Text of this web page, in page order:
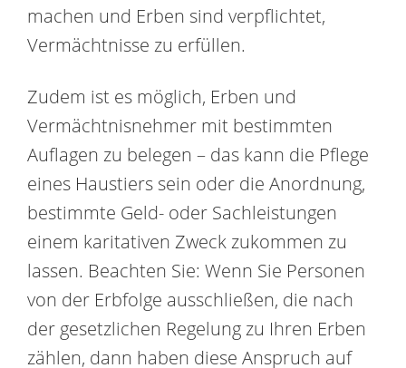
machen und Erben sind verpflichtet,
Vermächtnisse zu erfüllen.
Zudem ist es möglich, Erben und
Vermächtnisnehmer mit bestimmten
Auflagen zu belegen – das kann die Pflege
eines Haustiers sein oder die Anordnung,
bestimmte Geld- oder Sachleistungen
einem karitativen Zweck zukommen zu
lassen. Beachten Sie: Wenn Sie Personen
von der Erbfolge ausschließen, die nach
der gesetzlichen Regelung zu Ihren Erben
zählen, dann haben diese Anspruch auf